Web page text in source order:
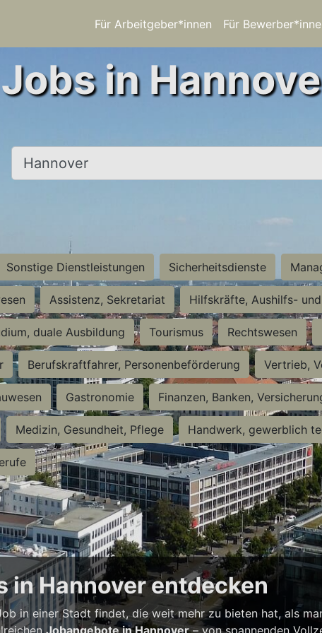
Für Arbeitgeber*innen Für
in
Ort, Stadt
Sonstige Dienstleistungen Sicherheitsdienste
Assistenz, Sekretariat Hilfskräfte, Aushilfs-
duale Ausbildung Tourismus Rechtswesen
Berufskraftfahrer, Personenbeförderung Vertrieb,
Gastronomie Finanzen, Banken,
Medizin, Gesundheit, Pflege Handwerk, gewerblich
in Hannover entdecken
in einer Stadt findet, die weit mehr zu bieten hat, als